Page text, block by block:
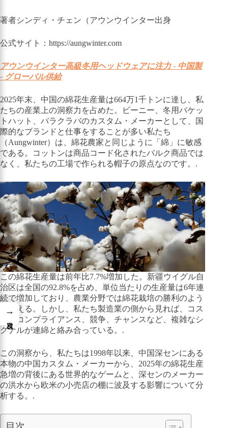
著者シンディ・チェン（アウンウインター出身
公式サイト：https://aungwinter.com
アウンウインター高級冬用ヘッドウェアに注力 - 中国製
- グローバル供給
2025年末、中国の綿花生産量は664万1千トンに達し、私
たちの産業上の洞察力を占めた。ビーニー、冬用バケッ
トハット、バラクラバのカスタム・メーカーとして、国
際的なブランドと仕事をすることが多い私たち
（Aungwinter）は、綿花農家と同じように「綿」に敏感
である。コットンは商品コード化されたバルク商品では
なく、私たちの工場で作られる帽子の原点なのです。.
この綿花生産量は前年比7.7%増加した。新疆ウイグル自
治区は全国の92.8%を占め、単位当たりの生産量は6年連
続で増加しており、農業分野では綿花栽培の勝利のよう
に見える。しかし、私たち製造業の側から見れば、コス
ト、コンプライアンス、競争、チャンスなど、複雑なシ
グナルが連綿と絡み合っている。.
この洞察から、私たちは1998年以来、中国深センにある
本物の中国カスタム・メーカーから、2025年の綿花生産
急増の背後にある世界的なゲームと、深センのメーカー
の洪水から欧米の小売店の棚に波及する影響について分
析する。.
→